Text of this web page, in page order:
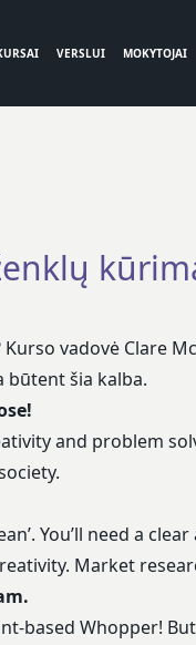
VERSLUI MOKYTOJAI
Kurso vadovė Clare
būtent šia kalba.
and problem
You’ll need a
Market
based Whopper!